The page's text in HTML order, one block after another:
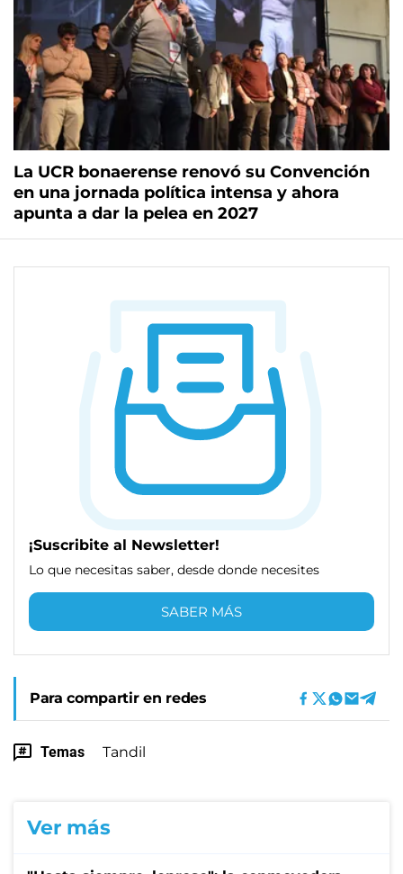
La UCR bonaerense renovó su Convención
en una jornada política intensa y ahora
apunta a dar la pelea en 2027
¡Suscribite al Newsletter!
Lo que necesitas saber, desde donde necesites
SABER MÁS
Para compartir en redes
Temas Tandil
Ver más